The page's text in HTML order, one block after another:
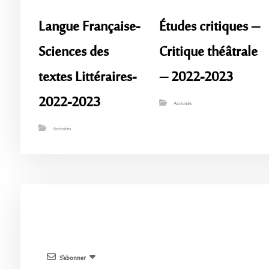
Langue Française-
Sciences des
textes Littéraires-
2022-2023
Activités
Études critiques –
Critique théâtrale
– 2022-2023
Activités
S’abonner